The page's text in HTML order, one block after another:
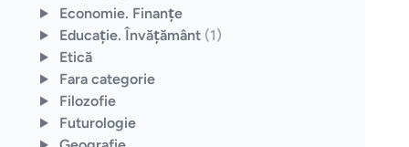
Economie. Finanţe
Educaţie. Învăţământ (1)
Etică
Fara categorie
Filozofie
Futurologie